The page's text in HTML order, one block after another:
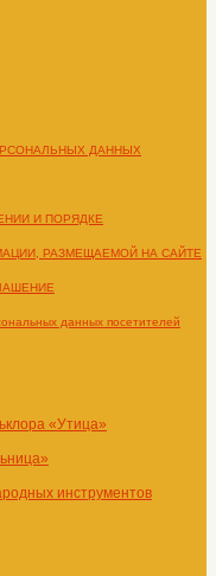
ДАННЫХ
И ПОРЯДКЕ
РАЗМЕЩАЕМОЙ НА САЙТЕ
данных посетителей
«Утица»
инструментов